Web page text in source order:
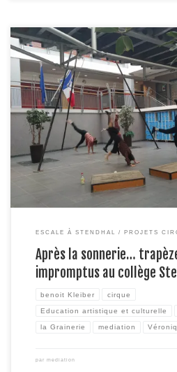
En inauguration de cette 6e édition du
Kleiber et Véronique Marcourt,
présenté une forme spectaculaire dans
décembre, à l’issue des cours, les élèves
trapèze puis de portés […]
ESCALE À STENDHAL PROJETS
Après la sonnerie…
impromptus au collège
benoit Kleiber cirque
Education artistique et culturelle
la Grainerie mediation
par mediation